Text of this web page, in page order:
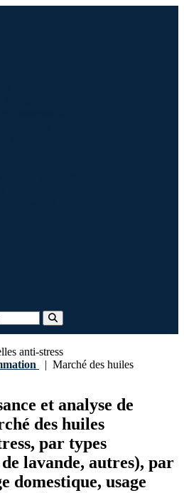
| Marché des huiles
et analyse de
des huiles
par types
lavande, autres), par
domestique, usage